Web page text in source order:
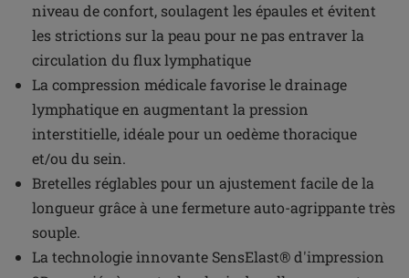
niveau de confort, soulagent les épaules et évitent
les strictions sur la peau pour ne pas entraver la
circulation du flux lymphatique
La compression médicale favorise le drainage
lymphatique en augmentant la pression
interstitielle, idéale pour un oedème thoracique
et/ou du sein.
Bretelles réglables pour un ajustement facile de la
longueur grâce à une fermeture auto-agrippante très
souple.
La technologie innovante SensElast® d'impression